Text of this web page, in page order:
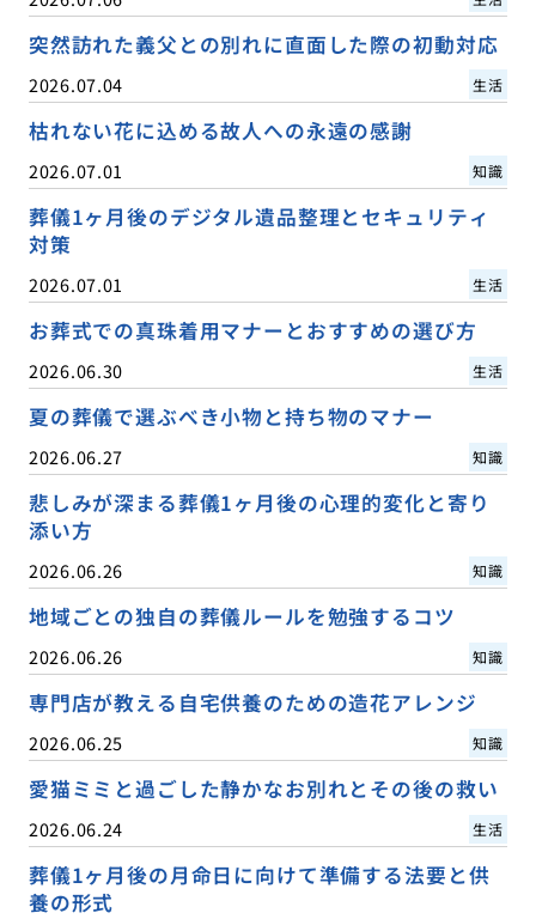
突然訪れた義父との別れに直面した際の初動対応
2026.07.04 生活
枯れない花に込める故人への永遠の感謝
2026.07.01 知識
葬儀1ヶ月後のデジタル遺品整理とセキュリティ
対策
2026.07.01 生活
お葬式での真珠着用マナーとおすすめの選び方
2026.06.30 生活
夏の葬儀で選ぶべき小物と持ち物のマナー
2026.06.27 知識
悲しみが深まる葬儀1ヶ月後の心理的変化と寄り
添い方
2026.06.26 知識
地域ごとの独自の葬儀ルールを勉強するコツ
2026.06.26 知識
専門店が教える自宅供養のための造花アレンジ
2026.06.25 知識
愛猫ミミと過ごした静かなお別れとその後の救い
2026.06.24 生活
葬儀1ヶ月後の月命日に向けて準備する法要と供
養の形式